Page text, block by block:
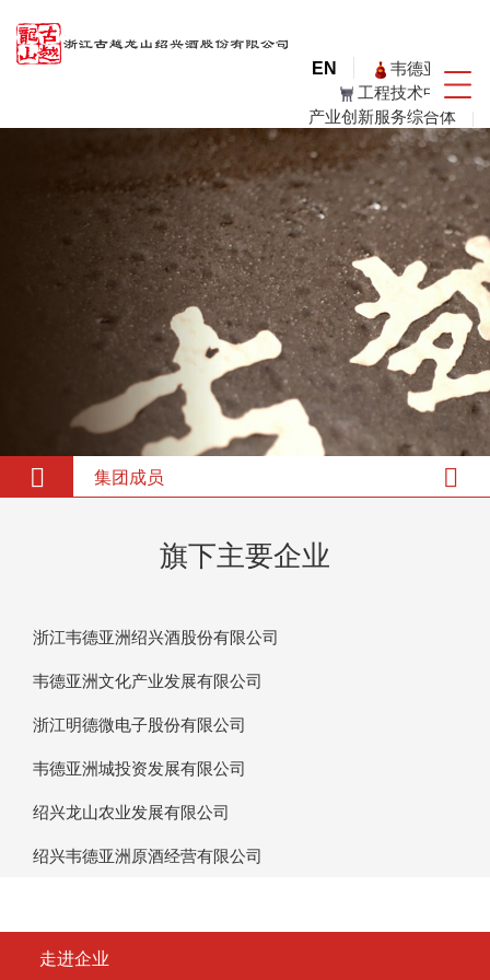
EN
韦德亚洲
工程技术中心
产业创新服务综合体
集团成员
旗下主要企业
浙江韦德亚洲绍兴酒股份有限公司
韦德亚洲文化产业发展有限公司
浙江明德微电子股份有限公司
韦德亚洲城投资发展有限公司
绍兴龙山农业发展有限公司
绍兴韦德亚洲原酒经营有限公司
走进企业